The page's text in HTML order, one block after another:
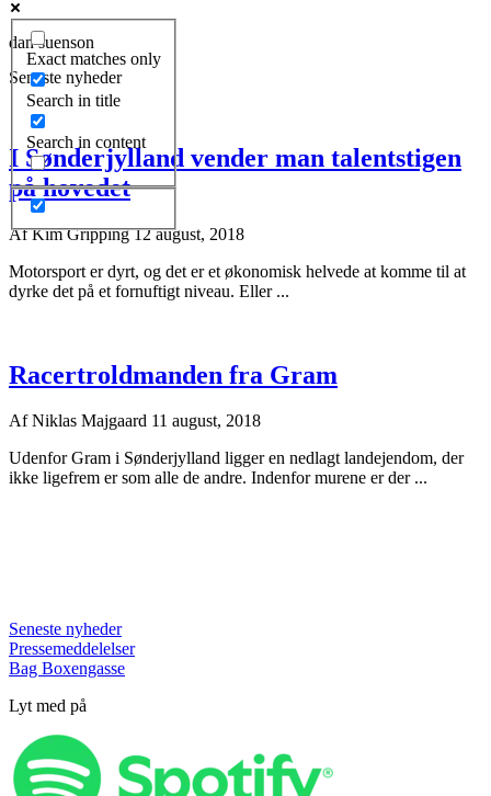
Exact matches only
Search in title
Search in content
dan suenson
Seneste nyheder
I Sønderjylland vender man talentstigen
på hovedet
AfKim Gripping12 august, 2018
Motorsport er dyrt, og det er et økonomisk helvede at komme til at
dyrke det på et fornuftigt niveau. Eller ...
Racertroldmanden fra Gram
AfNiklas Majgaard 11 august, 2018
Udenfor Gram i Sønderjylland ligger en nedlagt landejendom, der
ikke ligefrem er som alle de andre. Indenfor murene er der ...
Seneste nyheder
Pressemeddelelser
Bag Boxengasse
Lyt med på